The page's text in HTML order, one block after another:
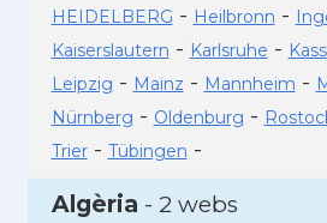
HEIDELBERG - Heilbronn -
Kaiserslautern - Karlsruhe -
Leipzig - Mainz - Mannheim -
Nürnberg - Oldenburg -
Trier- Tübingen -
Algèria - 2 webs